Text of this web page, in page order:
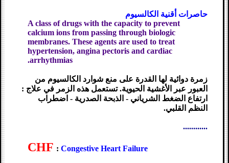
حاصرات أقنية الكالسيوم
A class of drugs with the capacity to prevent
calcium ions from passing through biologic
membranes. These agents are used to treat
hypertension, angina pectoris and cardiac
arrhythmias.
زمرة دوائية لها القدرة على منع شوارد الكالسيوم من
العبور عبر الأغشية الحيوية. تستعمل هذه الزمر في علاج :
ارتفاع الضغط الشرياني - الذبحة الصدرية - اضطراب
النظم القلبي.
............
CHF : Congestive Heart Failure